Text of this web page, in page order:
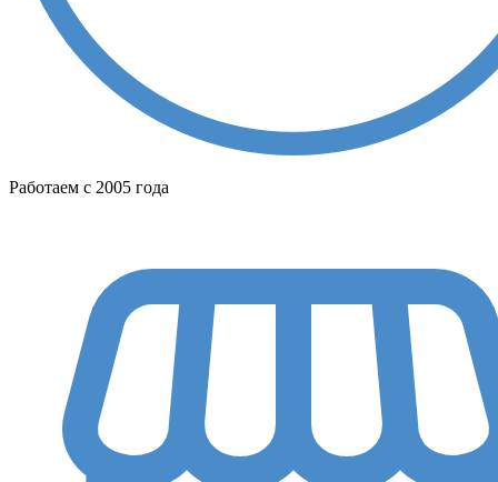
Работаем с 2005 года